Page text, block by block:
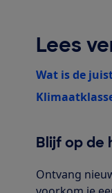
Lees
Wat is de
Blijf op de
Ontvang